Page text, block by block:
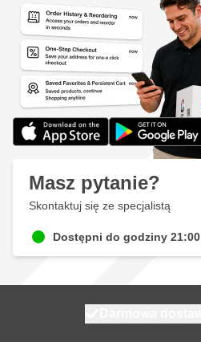
Masz pytanie?
Skontaktuj się ze specjalistą
Dostępni do godziny 21:00